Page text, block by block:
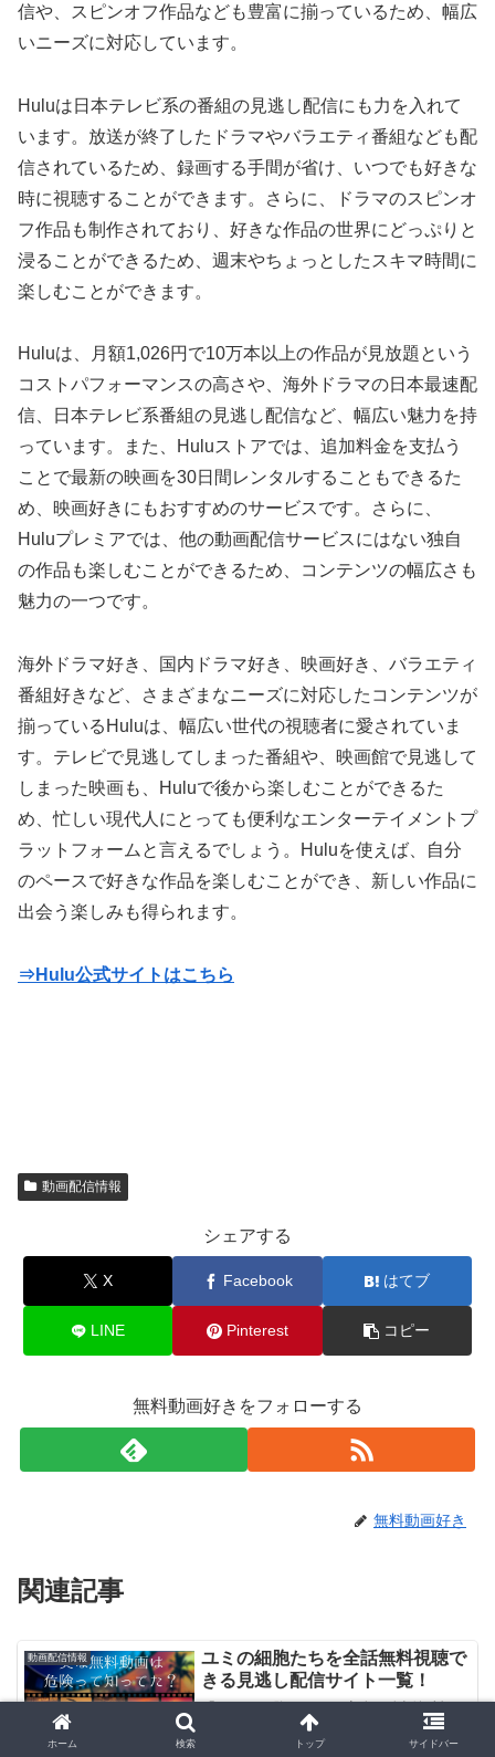
信や、スピンオフ作品なども豊富に揃っているため、幅広
いニーズに対応しています。
Huluは日本テレビ系の番組の見逃し配信にも力を入れて
います。放送が終了したドラマやバラエティ番組なども配
信されているため、録画する手間が省け、いつでも好きな
時に視聴することができます。さらに、ドラマのスピンオ
フ作品も制作されており、好きな作品の世界にどっぷりと
浸ることができるため、週末やちょっとしたスキマ時間に
楽しむことができます。
Huluは、月額1,026円で10万本以上の作品が見放題という
コストパフォーマンスの高さや、海外ドラマの日本最速配
信、日本テレビ系番組の見逃し配信など、幅広い魅力を持
っています。また、Huluストアでは、追加料金を支払う
ことで最新の映画を30日間レンタルすることもできるた
め、映画好きにもおすすめのサービスです。さらに、
Huluプレミアでは、他の動画配信サービスにはない独自
の作品も楽しむことができるため、コンテンツの幅広さも
魅力の一つです。
海外ドラマ好き、国内ドラマ好き、映画好き、バラエティ
番組好きなど、さまざまなニーズに対応したコンテンツが
揃っているHuluは、幅広い世代の視聴者に愛されていま
す。テレビで見逃してしまった番組や、映画館で見逃して
しまった映画も、Huluで後から楽しむことができるた
め、忙しい現代人にとっても便利なエンターテイメントプ
ラットフォームと言えるでしょう。Huluを使えば、自分
のペースで好きな作品を楽しむことができ、新しい作品に
出会う楽しみも得られます。
⇒Hulu公式サイトはこちら
動画配信情報
シェアする
X Facebook はてブ
LINE Pinterest コピー
無料動画好きをフォローする
無料動画好き
関連記事
動画配信情報
ユミの細胞たちを全話無料視聴で
きる見逃し配信サイト一覧！
「ユミの細胞たち」を安全に全話無料フ
ル動画を見る方法は？Dailymotionや9tsu
は危険？2025/10/27 「ユミの細胞たち無
ホーム 検索 トップ サイドバー